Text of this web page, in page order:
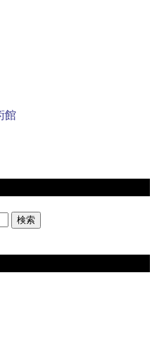
館